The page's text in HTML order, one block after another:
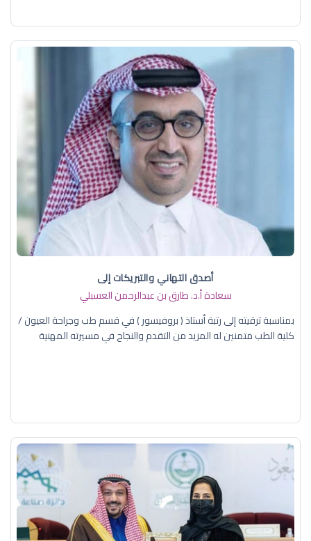
أصدق التهاني والتبريكات إلى
سعادة أ.د. ​طارق بن عبدالرحمن العسبلي
بمناسبة ترقيته إلى رتبة أستاذ ( بروفيسور ) في قسم طب وجراحة العيون /
كلية الطب متمنين له المزيد من التقدم والنجاح في مسيرته المهنية